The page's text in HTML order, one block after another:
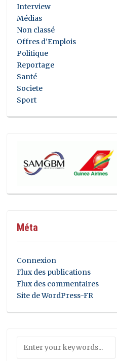
Interview
Médias
Non classé
Offres d'Emplois
Politique
Reportage
Santé
Societe
Sport
Méta
Connexion
Flux des publications
Flux des commentaires
Site de WordPress-FR